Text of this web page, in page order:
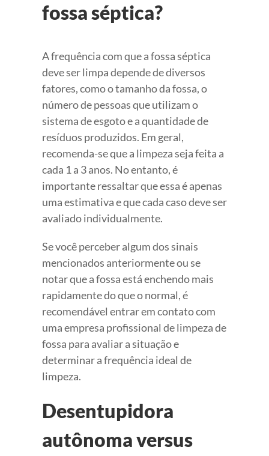
fossa séptica?
A frequência com que a fossa séptica
deve ser limpa depende de diversos
fatores, como o tamanho da fossa, o
número de pessoas que utilizam o
sistema de esgoto e a quantidade de
resíduos produzidos. Em geral,
recomenda-se que a limpeza seja feita a
cada 1 a 3 anos. No entanto, é
importante ressaltar que essa é apenas
uma estimativa e que cada caso deve ser
avaliado individualmente.
Se você perceber algum dos sinais
mencionados anteriormente ou se
notar que a fossa está enchendo mais
rapidamente do que o normal, é
recomendável entrar em contato com
uma empresa profissional de limpeza de
fossa para avaliar a situação e
determinar a frequência ideal de
limpeza.
Desentupidora
autônoma versus